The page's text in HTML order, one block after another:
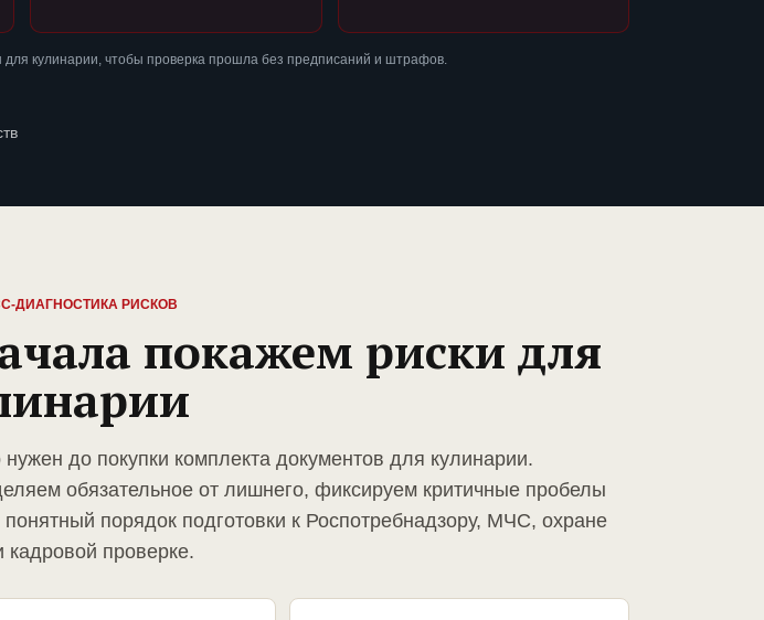
кулинарии, чтобы проверка прошла без предписаний и штрафов.
ДИАГНОСТИКА РИСКОВ
покажем риски для
нужен до покупки комплекта документов для кулинарии.
обязательное от лишнего, фиксируем критичные пробелы
порядок подготовки к Роспотребнадзору, МЧС, охране
кадровой проверке.